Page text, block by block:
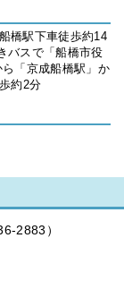
橋駅下車徒歩約14
バスで「船橋市役
「京成船橋駅」か
約2分
2883）